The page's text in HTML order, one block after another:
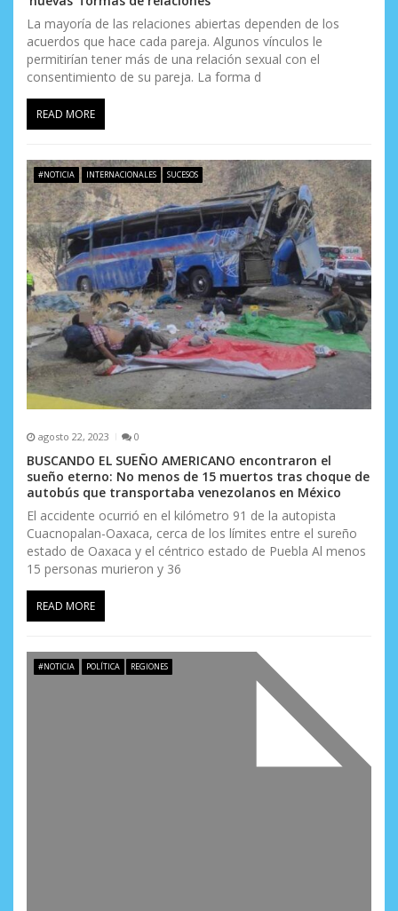
La mayoría de las relaciones abiertas dependen de los
acuerdos que hace cada pareja. Algunos vínculos le
permitirían tener más de una relación sexual con el
consentimiento de su pareja. La forma d
READ MORE
#NOTICIA INTERNACIONALES SUCESOS
agosto 22, 2023 0
BUSCANDO EL SUEÑO AMERICANO encontraron el
sueño eterno: No menos de 15 muertos tras choque de
autobús que transportaba venezolanos en México
El accidente ocurrió en el kilómetro 91 de la autopista
Cuacnopalan-Oaxaca, cerca de los límites entre el sureño
estado de Oaxaca y el céntrico estado de Puebla Al menos
15 personas murieron y 36
READ MORE
#NOTICIA POLÍTICA REGIONES